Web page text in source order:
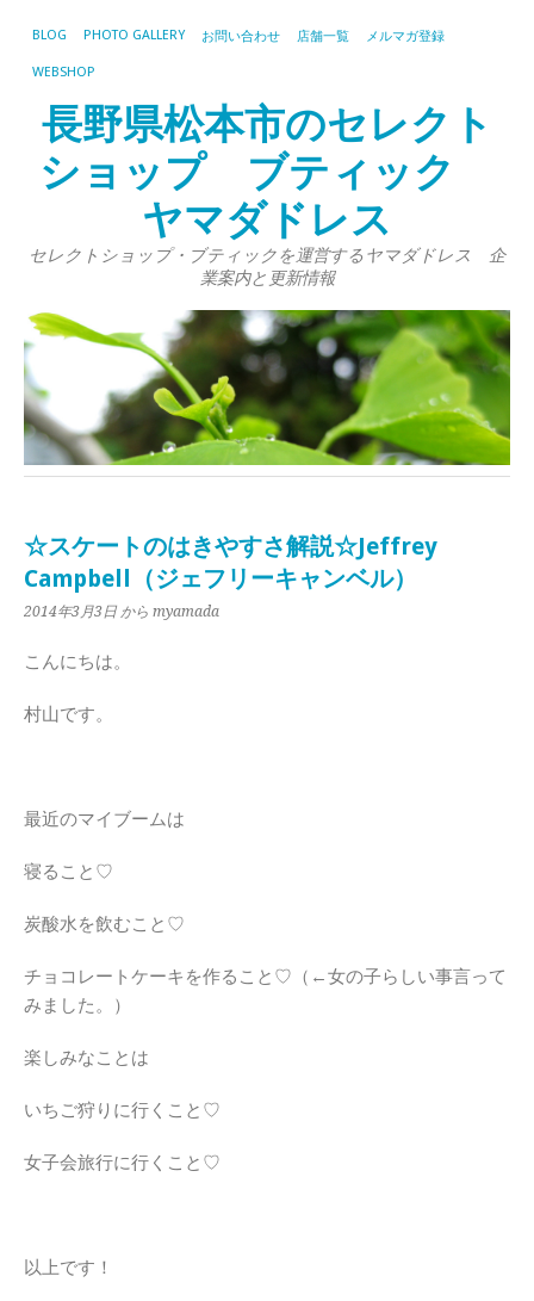
BLOG PHOTO GALLERY お問い合わせ 店舗一覧 メルマガ登録
WEBSHOP
長野県松本市のセレクト
ショップ ブティック
ヤマダドレス
セレクトショップ・ブティックを運営するヤマダドレス 企
業案内と更新情報
☆スケートのはきやすさ解説☆Jeffrey
Campbell（ジェフリーキャンベル）
2014年3月3日 から myamada
こんにちは。
村山です。
最近のマイブームは
寝ること♡
炭酸水を飲むこと♡
チョコレートケーキを作ること♡（←女の子らしい事言って
みました。）
楽しみなことは
いちご狩りに行くこと♡
女子会旅行に行くこと♡
以上です！